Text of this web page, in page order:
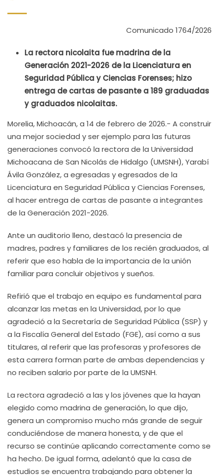
Comunicado 1764/2026
La rectora nicolaita fue madrina de la
Generación 2021-2026 de la Licenciatura en
Seguridad Pública y Ciencias Forenses; hizo
entrega de cartas de pasante a 189 graduadas
y graduados nicolaitas.
Morelia, Michoacán, a 14 de febrero de 2026.- A construir
una mejor sociedad y ser ejemplo para las futuras
generaciones convocó la rectora de la Universidad
Michoacana de San Nicolás de Hidalgo (UMSNH), Yarabí
Ávila González, a egresadas y egresados de la
Licenciatura en Seguridad Pública y Ciencias Forenses,
al hacer entrega de cartas de pasante a integrantes
de la Generación 2021-2026.
Ante un auditorio lleno, destacó la presencia de
madres, padres y familiares de los recién graduados, al
referir que eso habla de la importancia de la unión
familiar para concluir objetivos y sueños.
Refirió que el trabajo en equipo es fundamental para
alcanzar las metas en la Universidad, por lo que
agradeció a la Secretaría de Seguridad Pública (SSP) y
a la Fiscalía General del Estado (FGE), así como a sus
titulares, al referir que las profesoras y profesores de
esta carrera forman parte de ambas dependencias y
no reciben salario por parte de la UMSNH.
La rectora agradeció a las y los jóvenes que la hayan
elegido como madrina de generación, lo que dijo,
genera un compromiso mucho más grande de seguir
conduciéndose de manera honesta, y de que el
recurso se continúe aplicando correctamente como se
ha hecho. De igual forma, adelantó que la casa de
estudios se encuentra trabajando para obtener la